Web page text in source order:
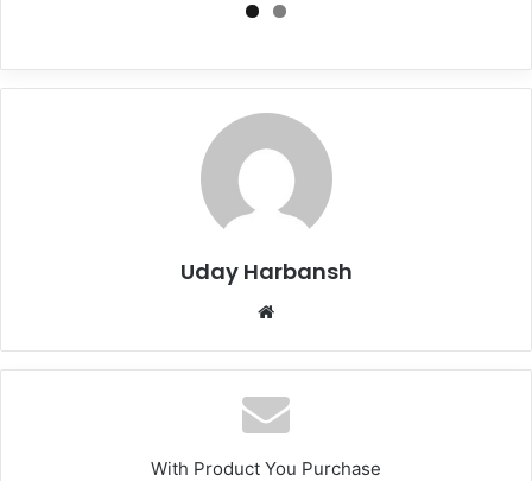
Uday Harbansh
Website
With Product You Purchase